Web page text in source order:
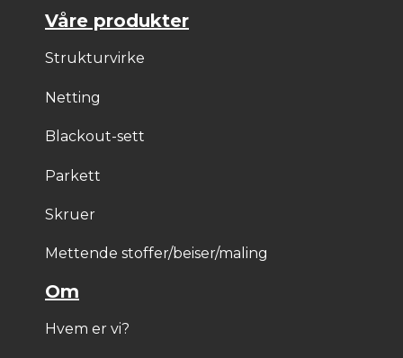
Våre produkter
Strukturvirke
Netting
Blackout-sett
Parkett
Skruer
Mettende stoffer/beiser/maling
Om
Hvem er vi?